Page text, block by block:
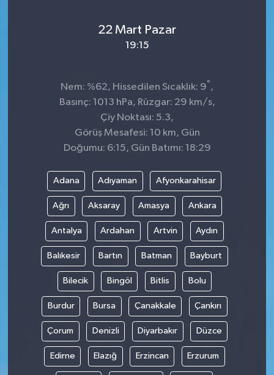
22 Mart Pazar
19:15
Nem: %62, Hissedilen Sıcaklık: 9° ,
Basınç: 1013 hPa, Rüzgar: 29 km/s,
Çiy Noktası: 5.3,
Görüş Mesafesi: 10 km, Gün
Doğumu: 6:15, Gün Batımı: 18:29
Adana Adıyaman Afyonkarahisar
Ağrı Aksaray Amasya Ankara
Antalya Ardahan Artvin Aydın
Balıkesir Bartın Batman Bayburt
Bilecik Bingöl Bitlis Bolu
Burdur Bursa Çanakkale Çankırı
Çorum Denizli Diyarbakır Düzce
Edirne Elazığ Erzincan Erzurum
Sağlık
Son Dakika
Spor
Teknoloji